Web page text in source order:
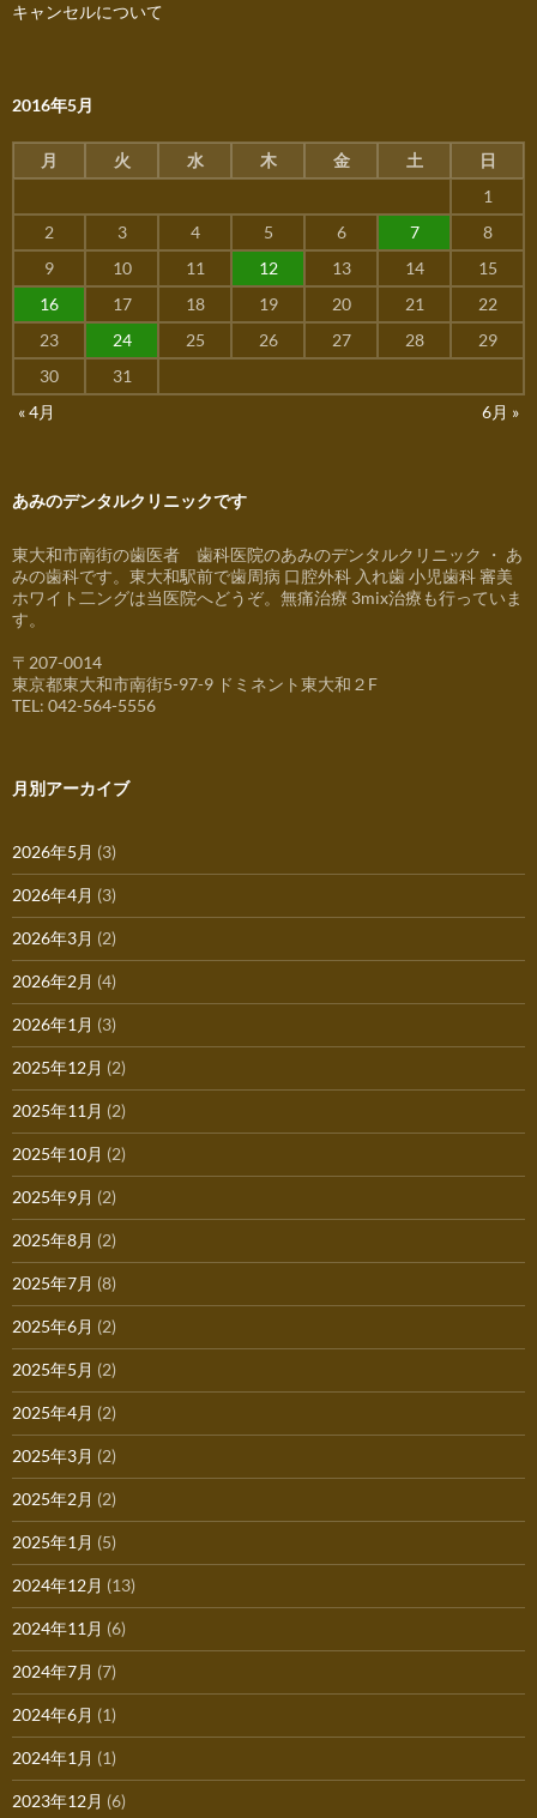
キャンセルについて
2016年5月
月 火 水 木 金 土
日
1
2
3 4 5 6 7
8
9
10 11 12 13 14
15
16
17 18 19 20 21
22
23
24 25 26 27 28
29
30
31
« 4月
6月 »
あみのデンタルクリニックです
東大和市南街の歯医者 歯科医院のあみのデンタルクリニック ・ あ
みの歯科です。東大和駅前で歯周病 口腔外科 入れ歯 小児歯科 審美
ホワイト二ングは当医院へどうぞ。無痛治療 3mix治療も行っていま
す。
〒207-0014
東京都東大和市南街5-97-9 ドミネント東大和２F
TEL: 042-564-5556
月別アーカイブ
2026年5月 (3)
2026年4月 (3)
2026年3月 (2)
2026年2月 (4)
2026年1月 (3)
2025年12月 (2)
2025年11月 (2)
2025年10月 (2)
2025年9月 (2)
2025年8月 (2)
2025年7月 (8)
2025年6月 (2)
2025年5月 (2)
2025年4月 (2)
2025年3月 (2)
2025年2月 (2)
2025年1月 (5)
2024年12月 (13)
2024年11月 (6)
2024年7月 (7)
2024年6月 (1)
2024年1月 (1)
2023年12月 (6)